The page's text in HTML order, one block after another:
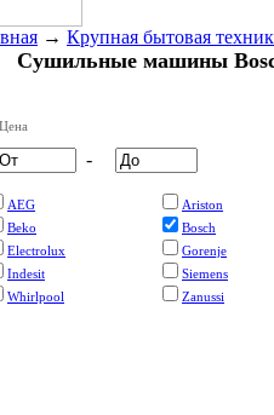
→ Крупная бытовая
Сушильные машины
-
AEG
Ariston
Beko
Bosch
Electrolux
Gorenje
Indesit
Siemens
Whirlpool
Zanussi